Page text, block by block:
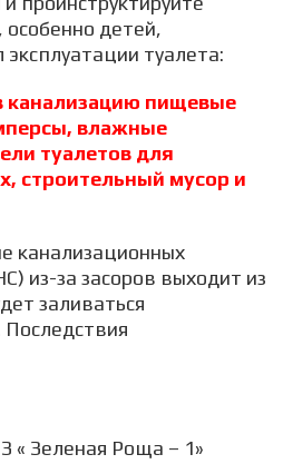
детей,
эксплуатации туалета:
канализацию пищевые
влажные
туалетов для
строительный мусор и
канализационных
из-за засоров выходит из
заливаться
« Зеленая Роща – 1»